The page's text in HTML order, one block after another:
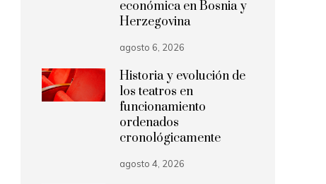
económica en Bosnia y
Herzegovina
agosto 6, 2026
Historia y evolución de
los teatros en
funcionamiento
ordenados
cronológicamente
agosto 4, 2026